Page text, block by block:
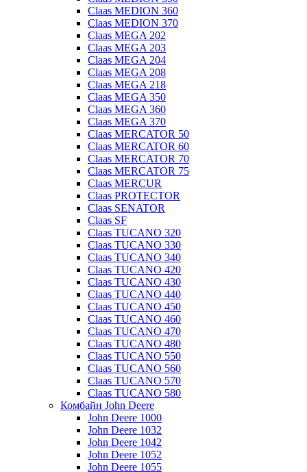
Claas MEDION 360
Claas MEDION 370
Claas MEGA 202
Claas MEGA 203
Claas MEGA 204
Claas MEGA 208
Claas MEGA 218
Claas MEGA 350
Claas MEGA 360
Claas MEGA 370
Claas MERCATOR 50
Claas MERCATOR 60
Claas MERCATOR 70
Claas MERCATOR 75
Claas MERCUR
Claas PROTECTOR
Claas SENATOR
Claas SF
Claas TUCANO 320
Claas TUCANO 330
Claas TUCANO 340
Claas TUCANO 420
Claas TUCANO 430
Claas TUCANO 440
Claas TUCANO 450
Claas TUCANO 460
Claas TUCANO 470
Claas TUCANO 480
Claas TUCANO 550
Claas TUCANO 560
Claas TUCANO 570
Claas TUCANO 580
Комбайн John Deere
John Deere 1000
John Deere 1032
John Deere 1042
John Deere 1052
John Deere 1055